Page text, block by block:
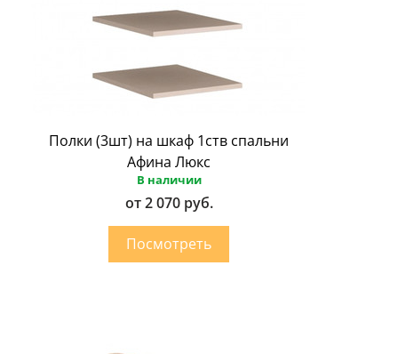
Полки (3шт) на шкаф 1ств спальни
Афина Люкс
В наличии
от 2 070 руб.